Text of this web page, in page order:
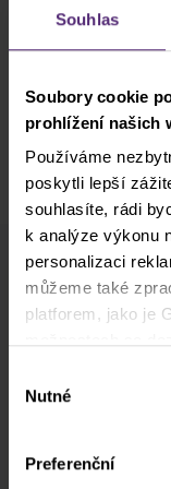
Souhlas
Soubory cookie
prohlížení našich
Používáme
poskytli lepší
souhlasíte, rádi
k analýze výkonu
personalizaci
můžeme také
platforem, jako je
a souhlasíte s
stranami,
zpracovávány ve
souhlasu
Nutné
Preferenční
Co
* Beru na vědomí
souladu se